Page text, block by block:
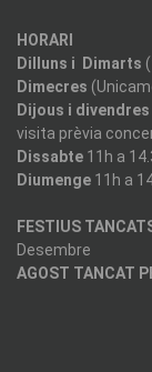
HORARI
Dilluns i Dimarts
Dimecres
Dijous i divendres
visita prèvia
Dissabte 11h a
Diumenge 11h a
FESTIUS
Desembre
AGOST TANCAT